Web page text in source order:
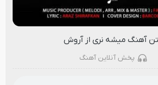
آهنگ میشه نری از آروش
پخش آنلاین آهنگ